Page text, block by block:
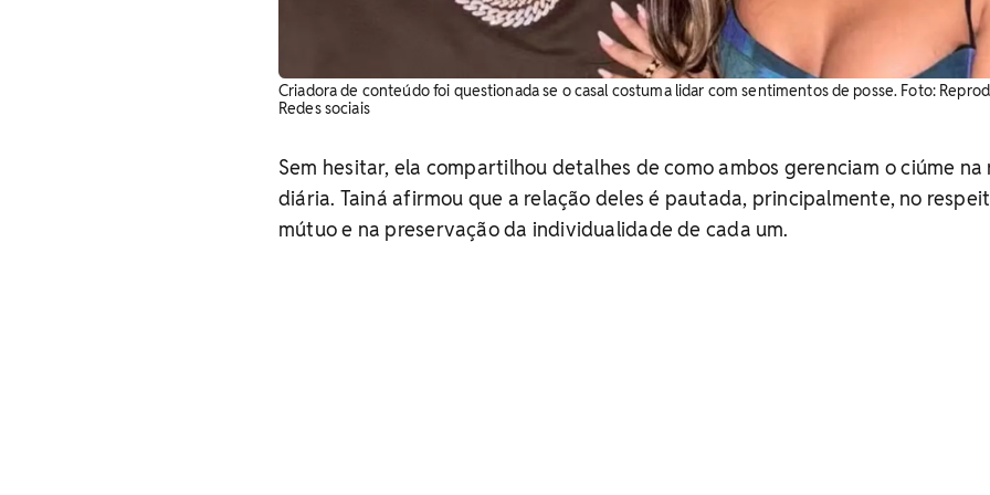
Criadora de conteúdo foi questionada se o casal costuma lidar com sentimentos de posse. Foto:
Redes sociais
Sem hesitar, ela compartilhou detalhes de como ambos gerenciam o ciúme na
diária. Tainá afirmou que a relação deles é pautada, principalmente, no
mútuo e na preservação da individualidade de cada um.